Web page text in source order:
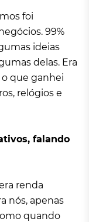
foi
99%
ideias
delas. Era
que ganhei
relógios e
falando
renda
nós, apenas
quando